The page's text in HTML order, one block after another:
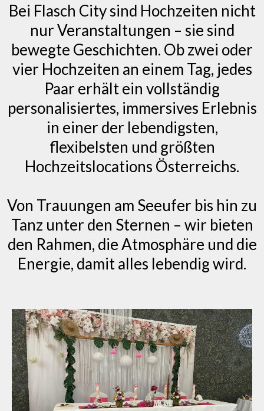
Bei Flasch City sind Hochzeiten nicht
nur Veranstaltungen – sie sind
bewegte Geschichten. Ob zwei oder
vier Hochzeiten an einem Tag, jedes
Paar erhält ein vollständig
personalisiertes, immersives Erlebnis
in einer der lebendigsten,
flexibelsten und größten
Hochzeitslocations Österreichs.
Von Trauungen am Seeufer bis hin zu
Tanz unter den Sternen – wir bieten
den Rahmen, die Atmosphäre und die
Energie, damit alles lebendig wird.